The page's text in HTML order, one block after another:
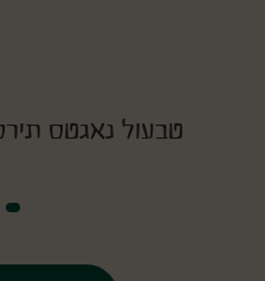
טבעול נאגטס